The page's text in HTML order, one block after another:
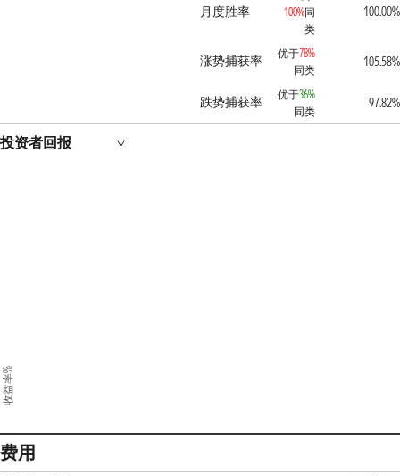
月度胜率
100%同
类
100.00%
涨势捕获率 优于78%
同类
105.58%
跌势捕获率 优于36%
同类
97.82%
投资者回报
收益率%
费用